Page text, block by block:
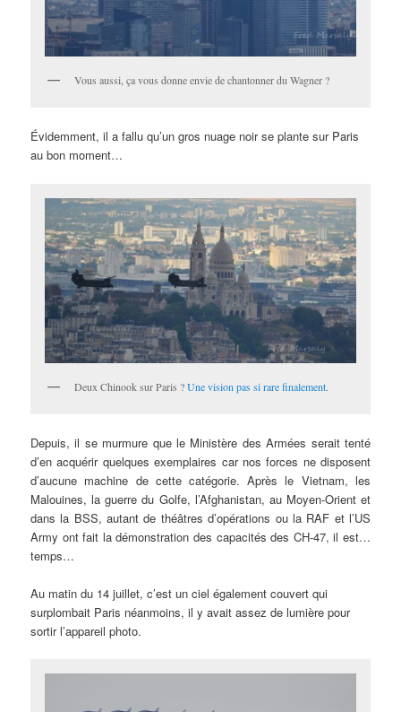
Vous aussi, ça vous donne envie de chantonner du Wagner ?
Évidemment, il a fallu qu’un gros nuage noir se plante sur Paris
au bon moment…
Deux Chinook sur Paris ?Une vision pas si rare finalement.
Depuis, il se murmure que le Ministère des Armées serait tenté
d’en acquérir quelques exemplaires car nos forces ne disposent
d’aucune machine de cette catégorie. Après le Vietnam, les
Malouines, la guerre du Golfe, l’Afghanistan, au Moyen-Orient et
dans la BSS, autant de théâtres d’opérations ou la RAF et l’US
Army ont fait la démonstration des capacités des CH-47, il est…
temps…
Au matin du 14 juillet, c’est un ciel également couvert qui
surplombait Paris néanmoins, il y avait assez de lumière pour
sortir l’appareil photo.